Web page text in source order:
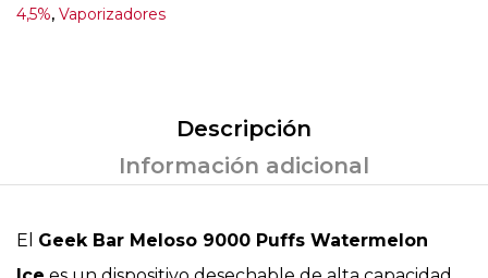
4,5%, Vaporizadores
Descripción
Información adicional
El Geek Bar Meloso 9000 Puffs Watermelon